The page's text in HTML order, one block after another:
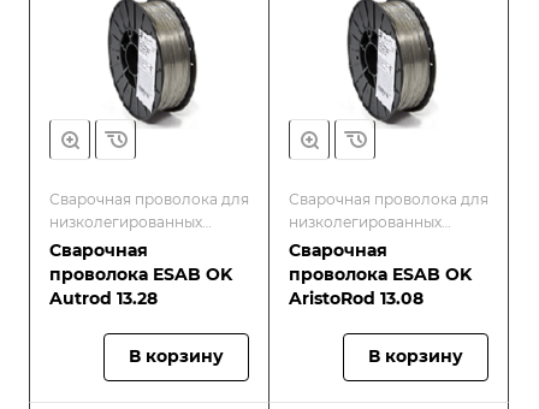
Сварочная проволока для
низколегированных
конструкционных сталей
и высокопрочных сталей
Сварочная
проволока ESAB OK
Autrod 13.28
В корзину
Сварочная проволока для
низколегированных
конструкционных сталей
и высокопрочных сталей
Сварочная
проволока ESAB OK
AristoRod 13.08
В корзину